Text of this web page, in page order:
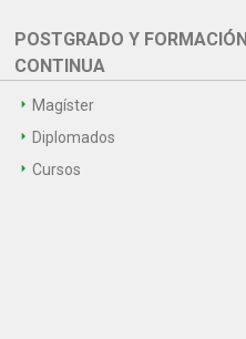
POSTGRADO Y FORMACIÓN
CONTINUA
Magíster
Diplomados
Cursos